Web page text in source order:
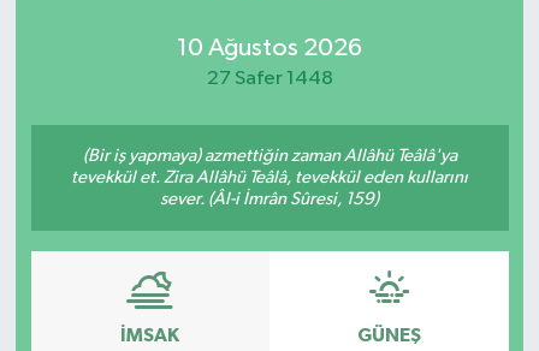
10 Ağustos 2026
27 Safer 1448
(Bir iş yapmaya) azmettiğin zaman Allâhü Teâlâ'ya
tevekkül et. Zira Allâhü Teâlâ, tevekkül eden kullarını
sever. (Âl-i İmrân Sûresi, 159)
İMSAK GÜNEŞ
Haber Arşivi